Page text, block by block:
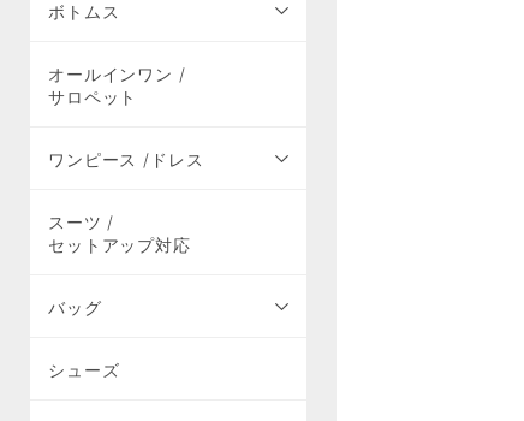
ボトムス
オールインワン /
サロペット
ワンピース /ドレス
スーツ /
セットアップ対応
バッグ
シューズ